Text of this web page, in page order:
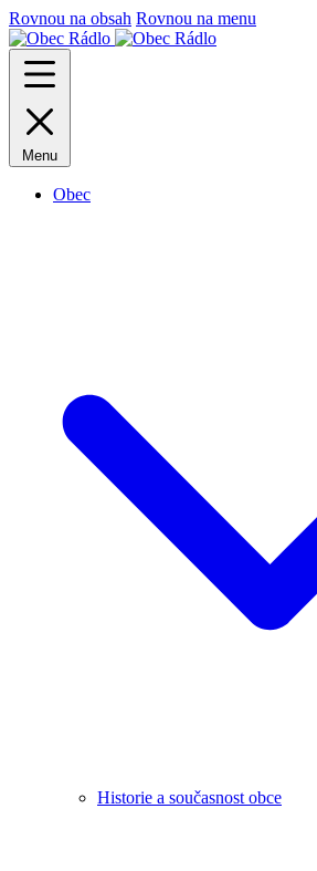
Rovnou na obsah Rovnou na menu
Menu
Obec
Historie a současnost obce